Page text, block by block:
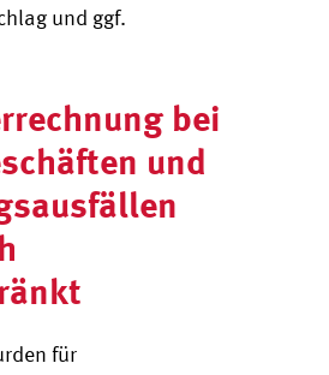
und ggf.
bei
und
für